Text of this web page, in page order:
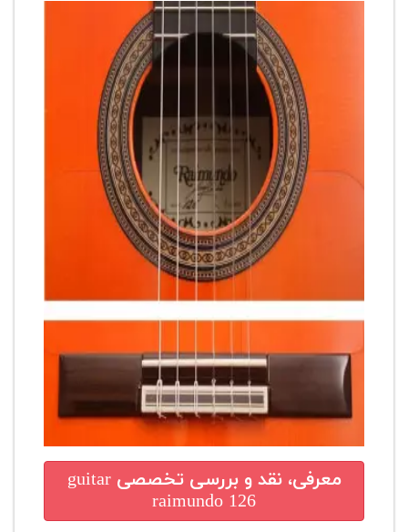
معرفی، نقد و بررسی تخصصیguitar
raimundo 126